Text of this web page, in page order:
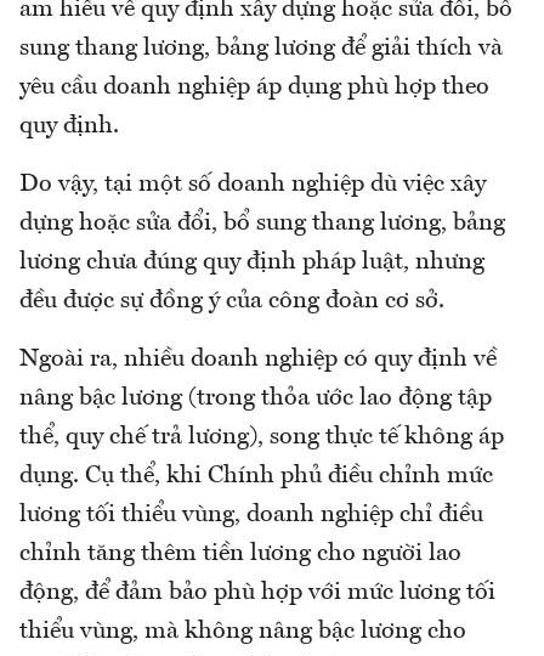
am hiểu về quy định xây dựng hoặc sửa đổi, bổ
sung thang lương, bảng lương để giải thích và
yêu cầu doanh nghiệp áp dụng phù hợp theo
quy định.
Do vậy, tại một số doanh nghiệp dù việc xây
dựng hoặc sửa đổi, bổ sung thang lương, bảng
lương chưa đúng quy định pháp luật, nhưng
đều được sự đồng ý của công đoàn cơ sở.
Ngoài ra, nhiều doanh nghiệp có quy định về
nâng bậc lương (trong thỏa ước lao động tập
thể, quy chế trả lương), song thực tế không áp
dụng. Cụ thể, khi Chính phủ điều chỉnh mức
lương tối thiểu vùng, doanh nghiệp chỉ điều
chỉnh tăng thêm tiền lương cho người lao
động, để đảm bảo phù hợp với mức lương tối
thiểu vùng, mà không nâng bậc lương cho